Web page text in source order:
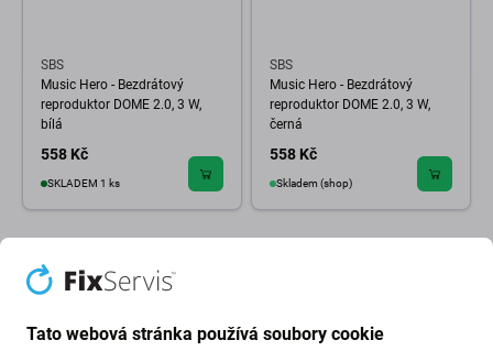
SBS
Music Hero - Bezdrátový
reproduktor DOME 2.0, 3 W,
bílá
558 Kč
SKLADEM 1 ks
SBS
Music Hero - Bezdrátový
reproduktor DOME 2.0, 3 W,
černá
558 Kč
Skladem (shop)
Tato webová stránka používá soubory cookie